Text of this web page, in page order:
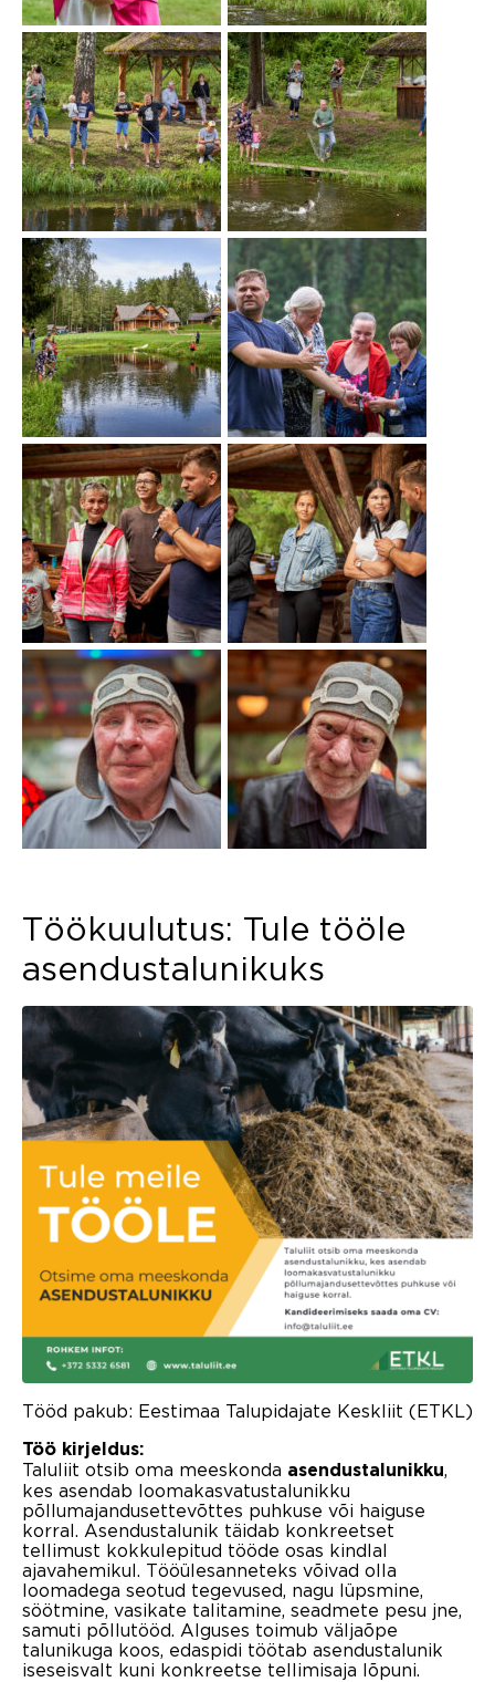
Töökuulutus: Tule tööle
asendustalunikuks
Tööd pakub: Eestimaa Talupidajate Keskliit (ETKL)
Töö kirjeldus:
Taluliit otsib oma meeskonda asendustalunikku,
kes asendab loomakasvatustalunikku
põllumajandusettevõttes puhkuse või haiguse
korral. Asendustalunik täidab konkreetset
tellimust kokkulepitud tööde osas kindlal
ajavahemikul. Tööülesanneteks võivad olla
loomadega seotud tegevused, nagu lüpsmine,
söötmine, vasikate talitamine, seadmete pesu jne,
samuti põllutööd. Alguses toimub väljaõpe
talunikuga koos, edaspidi töötab asendustalunik
iseseisvalt kuni konkreetse tellimisaja lõpuni.